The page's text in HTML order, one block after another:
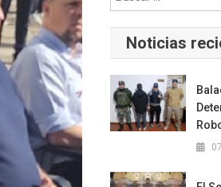
Noticias